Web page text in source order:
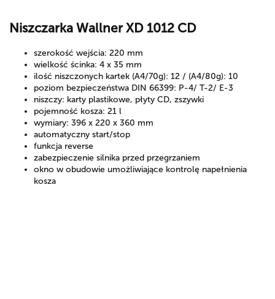
Niszczarka Wallner XD 1012 CD
szerokość wejścia: 220 mm
wielkość ścinka: 4 x 35 mm
ilość niszczonych kartek (A4/70g): 12 / (A4/80g): 10
poziom bezpieczeństwa DIN 66399: P-4/ T-2/ E-3
niszczy: karty plastikowe, płyty CD, zszywki
pojemność kosza: 21 l
wymiary: 396 x 220 x 360 mm
automatyczny start/stop
funkcja reverse
zabezpieczenie silnika przed przegrzaniem
okno w obudowie umożliwiające kontrolę napełnienia
kosza